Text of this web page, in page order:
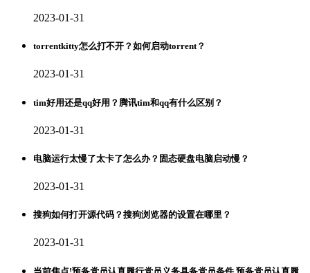
2023-01-31
torrentkitty怎么打不开？如何启动torrent？
2023-01-31
tim好用还是qq好用？腾讯tim和qq有什么区别？
2023-01-31
电脑运行太慢了太卡了怎么办？固态硬盘电脑启动慢？
2023-01-31
搜狗如何打开源代码？搜狗浏览器的设置在哪里？
2023-01-31